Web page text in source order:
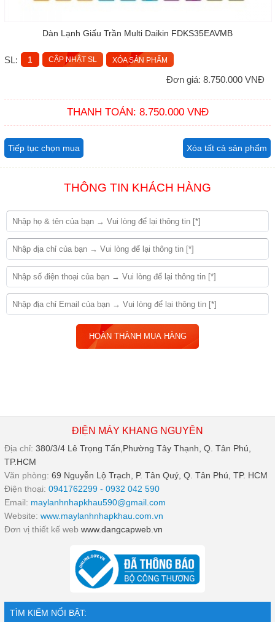
Dàn Lạnh Giấu Trần Multi Daikin FDKS35EAVMB
SL: XÓA SẢN PHẨM
Đơn giá: 8.750.000 VNĐ
THANH TOÁN: 8.750.000 VNĐ
Tiếp tục chọn mua Xóa tất cả sản phẩm
THÔNG TIN KHÁCH HÀNG
ĐIỆN MÁY KHANG NGUYÊN
Địa chỉ: 380/3/4 Lê Trọng Tấn,Phường Tây Thạnh, Q. Tân Phú,
TP.HCM
Văn phòng: 69 Nguyễn Lộ Trạch, P. Tân Quý, Q. Tân Phú, TP. HCM
Điện thoại: 0941762299 - 0932 042 590
Email: maylanhnhapkhau590@gmail.com
Website: www.maylanhnhapkhau.com.vn
Đơn vị thiết kế web www.dangcapweb.vn
TÌM KIẾM NỔI BẬT: